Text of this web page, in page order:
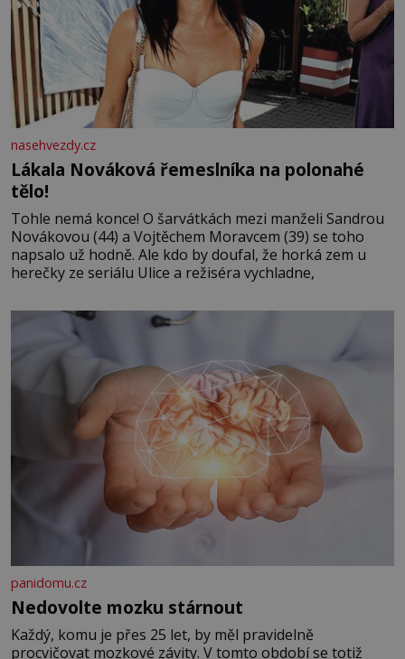
nasehvezdy.cz
Lákala Nováková řemeslníka na polonahé
tělo!
Tohle nemá konce! O šarvátkách mezi manželi Sandrou
Novákovou (44) a Vojtěchem Moravcem (39) se toho
napsalo už hodně. Ale kdo by doufal, že horká zem u
herečky ze seriálu Ulice a režiséra vychladne,
panidomu.cz
Nedovolte mozku stárnout
Každý, komu je přes 25 let, by měl pravidelně
procvičovat mozkové závity. V tomto období se totiž